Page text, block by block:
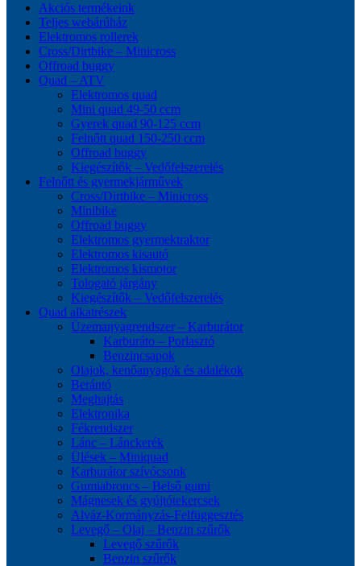
Akciós termékeink
Teljes webárúház
Elektromos rollerek
Cross/Dirtbike – Minicross
Offroad buggy
Quad – ATV
Elektromos quad
Mini quad 49-50 ccm
Gyerek quad 90-125 ccm
Felnőtt quad 150-250 ccm
Offroad buggy
Kiegészítők – Vedőfelszerelés
Felnőtt és gyermekjárművek
Cross/Dirtbike – Minicross
Minibike
Offroad buggy
Elektromos gyermektraktor
Elektromos kisautó
Elektromos kismotor
Tologató járgány
Kiegészítők – Vedőfelszerelés
Quad alkatrészek
Üzemanyagrendszer – Karburátor
Karburáto – Porlasztó
Benzincsapok
Olajok, kenőanyagok és adalékok
Berántó
Meghajtás
Elektronika
Fékrendszer
Lánc – Lánckerék
Ülések – Miniquad
Karburátor szívócsonk
Gumiabroncs – Belső gumi
Mágnesek és gyújtótekercsek
Alváz-Kormányzás-Felfüggesztés
Levegő – Olaj – Benzin szűrők
Levegő szűrők
Benzin szűrők